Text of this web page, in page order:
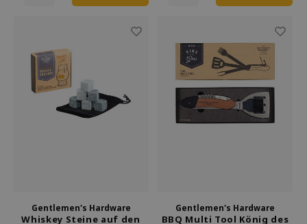
Gentlemen's Hardware
Whiskey Steine auf den
Gentlemen's Hardware
BBQ Multi Tool König des